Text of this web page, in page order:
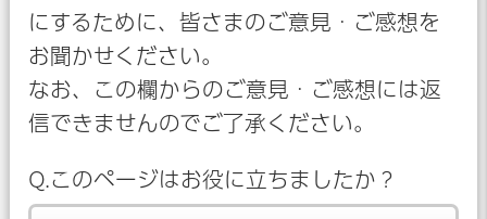
にするために、皆さまのご意見・ご感想を
お聞かせください。
なお、この欄からのご意見・ご感想には返
信できませんのでご了承ください。
Q.このページはお役に立ちましたか？